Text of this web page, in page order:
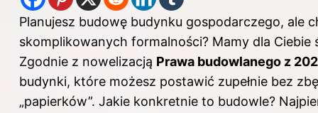
Planujesz budowę budynku gospodarczego, ale
skomplikowanych formalności? Mamy dla Ciebie
Zgodnie z nowelizacją Prawa budowlanego z
budynki, które możesz postawić zupełnie bez
„papierków”. Jakie konkretnie to budowle?